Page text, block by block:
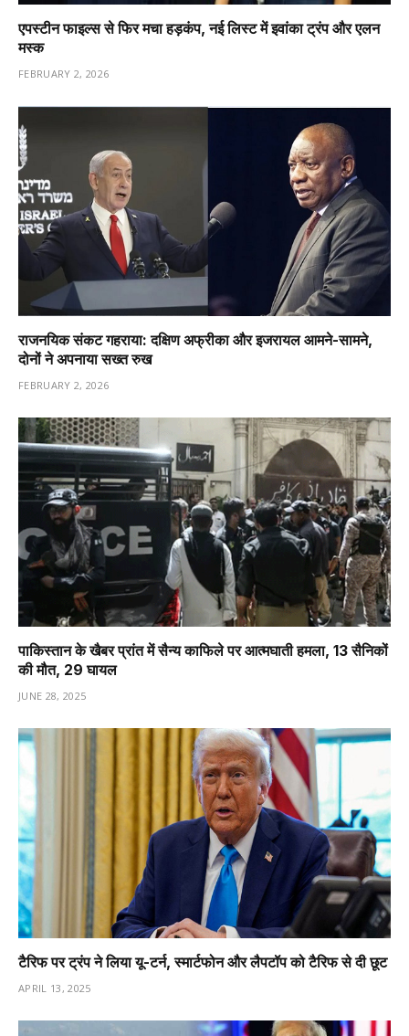
एपस्टीन फाइल्स से फिर मचा हड़कंप, नई लिस्ट में इवांका ट्रंप और एलन
मस्क
FEBRUARY 2, 2026
राजनयिक संकट गहराया: दक्षिण अफ्रीका और इजरायल आमने-सामने,
दोनों ने अपनाया सख्त रुख
FEBRUARY 2, 2026
पाकिस्तान के खैबर प्रांत में सैन्य काफिले पर आत्मघाती हमला, 13 सैनिकों
की मौत, 29 घायल
JUNE 28, 2025
टैरिफ पर ट्रंप ने लिया यू-टर्न, स्मार्टफोन और लैपटॉप को टैरिफ से दी छूट
APRIL 13, 2025